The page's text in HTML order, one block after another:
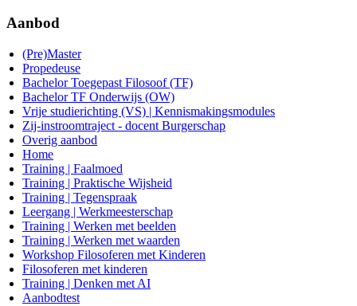
Aanbod
(Pre)Master
Propedeuse
Bachelor Toegepast Filosoof (TF)
Bachelor TF Onderwijs (OW)
Vrije studierichting (VS) | Kennismakingsmodules
Zij-instroomtraject - docent Burgerschap
Overig aanbod
Home
Training | Faalmoed
Training | Praktische Wijsheid
Training | Tegenspraak
Leergang | Werkmeesterschap
Training | Werken met beelden
Training | Werken met waarden
Workshop Filosoferen met Kinderen
Filosoferen met kinderen
Training | Denken met AI
Aanbodtest